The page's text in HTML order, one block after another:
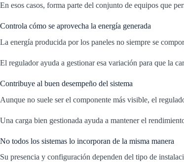
En esos casos, forma parte del conjunto de equipos que
Controla cómo se aprovecha la energía generada
La energía producida por los paneles no siempre se
El regulador ayuda a gestionar esa variación para que la
Contribuye al buen desempeño del sistema
Aunque no suele ser el componente más visible, el
Una carga bien gestionada ayuda a mantener el
No todos los sistemas lo incorporan de la misma manera
Su presencia y configuración dependen del tipo de